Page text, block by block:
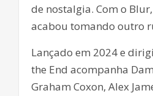
de nostalgia. Com o
acabou tomando outro
Lançado em 2024 e
the End acompanha
Graham Coxon, Alex